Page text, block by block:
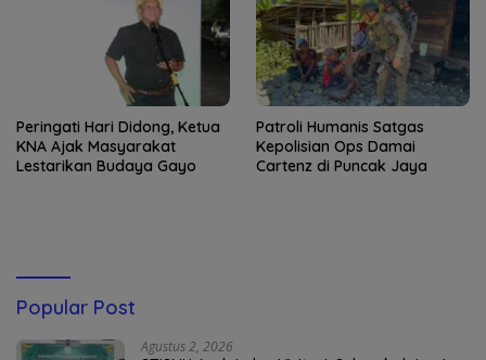
Peringati Hari Didong, Ketua
KNA Ajak Masyarakat
Lestarikan Budaya Gayo
Patroli Humanis Satgas
Kepolisian Ops Damai
Cartenz di Puncak Jaya
Popular Post
Agustus 2, 2026